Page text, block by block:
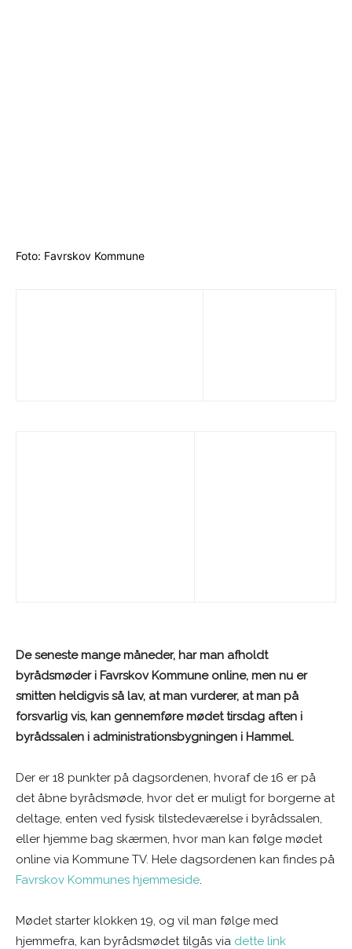
Foto: Favrskov Kommune
De seneste mange måneder, har man afholdt
byrådsmøder i Favrskov Kommune online, men nu er
smitten heldigvis så lav, at man vurderer, at man på
forsvarlig vis, kan gennemføre mødet tirsdag aften i
byrådssalen i administrationsbygningen i Hammel.
Der er 18 punkter på dagsordenen, hvoraf de 16 er på
det åbne byrådsmøde, hvor det er muligt for borgerne at
deltage, enten ved fysisk tilstedeværelse i byrådssalen,
eller hjemme bag skærmen, hvor man kan følge mødet
online via Kommune TV. Hele dagsordenen kan findes på
Favrskov Kommunes hjemmeside.
Mødet starter klokken 19, og vil man følge med
hjemmefra, kan byrådsmødet tilgås via dette link